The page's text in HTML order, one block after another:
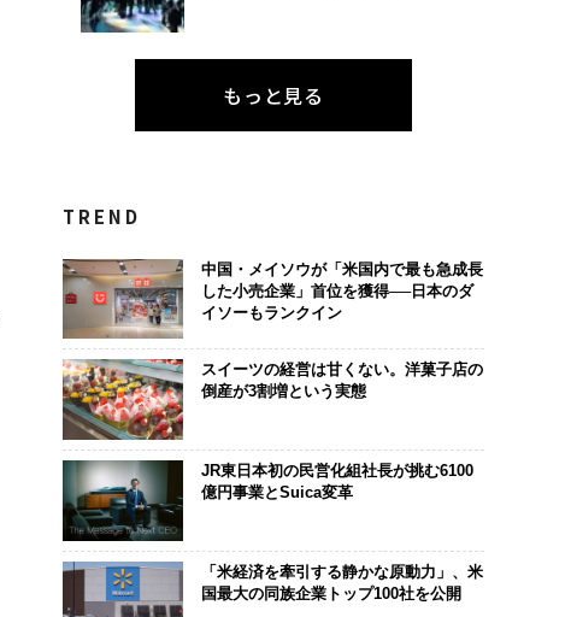
もっと見る
TREND
中国・メイソウが「米国内で最も急成長
した小売企業」首位を獲得──日本のダ
イソーもランクイン
スイーツの経営は甘くない。洋菓子店の
倒産が3割増という実態
JR東日本初の民営化組社長が挑む6100
億円事業とSuica変革
「米経済を牽引する静かな原動力」、米
国最大の同族企業トップ100社を公開